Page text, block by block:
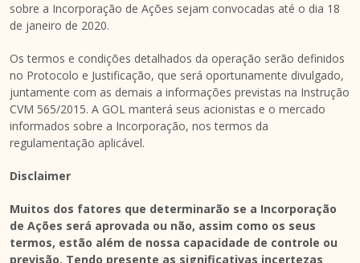
sobre a Incorporação de Ações sejam convocadas até o dia 18
de janeiro de 2020.
Os termos e condições detalhados da operação serão definidos
no Protocolo e Justificação, que será oportunamente divulgado,
juntamente com as demais a informações previstas na Instrução
CVM 565/2015. A GOL manterá seus acionistas e o mercado
informados sobre a Incorporação, nos termos da
regulamentação aplicável.
Disclaimer
Muitos dos fatores que determinarão se a Incorporação
de Ações será aprovada ou não, assim como os seus
termos, estão além de nossa capacidade de controle ou
previsão. Tendo presente as significativas incertezas